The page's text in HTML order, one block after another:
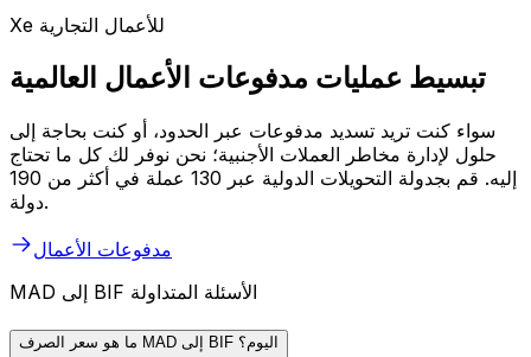
Xe للأعمال التجارية
تبسيط عمليات مدفوعات الأعمال العالمية
سواء كنت تريد تسديد مدفوعات عبر الحدود، أو كنت بحاجة إلى
حلول لإدارة مخاطر العملات الأجنبية؛ نحن نوفر لك كل ما تحتاج
إليه. قم بجدولة التحويلات الدولية عبر 130 عملة في أكثر من 190
دولة.
مدفوعات الأعمال
MAD إلى BIF الأسئلة المتداولة
ما هو سعر الصرف MAD إلى BIF اليوم؟